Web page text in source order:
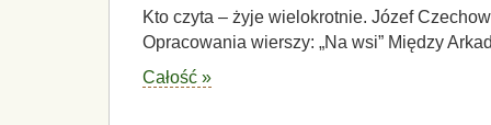
Kto czyta – żyje wielokrotnie. Józef
Opracowania wierszy: „Na wsi” Między
Całość »